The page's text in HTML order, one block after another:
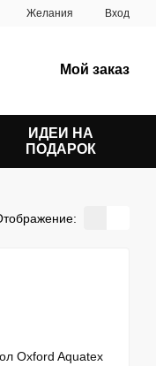
Желания Вход
Мой заказ
ИДЕИ НА
ПОДАРОК